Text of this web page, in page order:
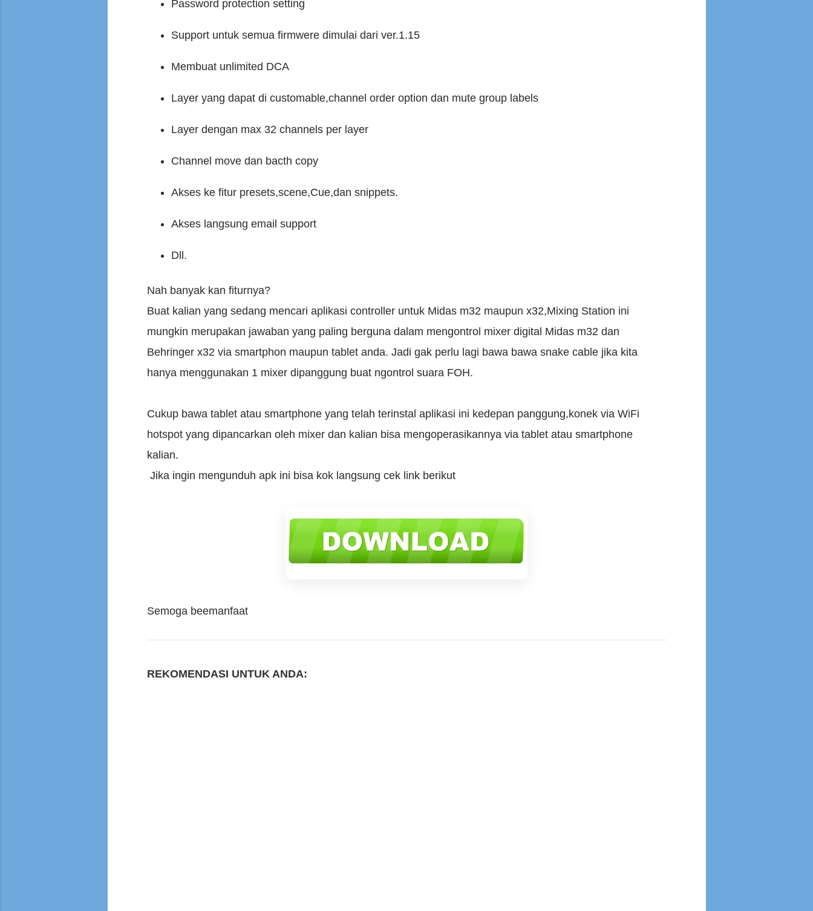
Password protection setting
Support untuk semua firmwere dimulai dari ver.1.15
Membuat unlimited DCA
Layer yang dapat di customable,channel order option dan mute group labels
Layer dengan max 32 channels per layer
Channel move dan bacth copy
Akses ke fitur presets,scene,Cue,dan snippets.
Akses langsung email support
Dll.
Nah banyak kan fiturnya?
Buat kalian yang sedang mencari aplikasi controller untuk Midas m32 maupun x32,Mixing Station ini
mungkin merupakan jawaban yang paling berguna dalam mengontrol mixer digital Midas m32 dan
Behringer x32 via smartphon maupun tablet anda. Jadi gak perlu lagi bawa bawa snake cable jika kita
hanya menggunakan 1 mixer dipanggung buat ngontrol suara FOH.
Cukup bawa tablet atau smartphone yang telah terinstal aplikasi ini kedepan panggung,konek via WiFi
hotspot yang dipancarkan oleh mixer dan kalian bisa mengoperasikannya via tablet atau smartphone
kalian.
Jika ingin mengunduh apk ini bisa kok langsung cek link berikut
Semoga beemanfaat
REKOMENDASI UNTUK ANDA: